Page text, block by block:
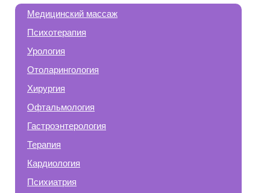
Медицинский массаж
Психотерапия
Урология
Отоларингология
Хирургия
Офтальмология
Гастроэнтерология
Терапия
Кардиология
Психиатрия